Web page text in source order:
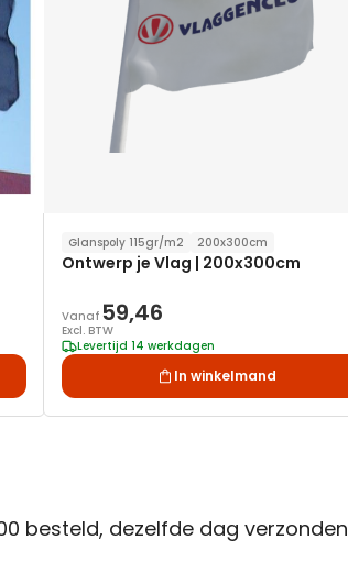
Glanspoly 115gr/m2 200x300cm
Ontwerp je Vlag | 200x300cm
Vanaf 59,46
Excl. BTW
Levertijd 14 werkdagen
In winkelmand
besteld, dezelfde dag verzonden